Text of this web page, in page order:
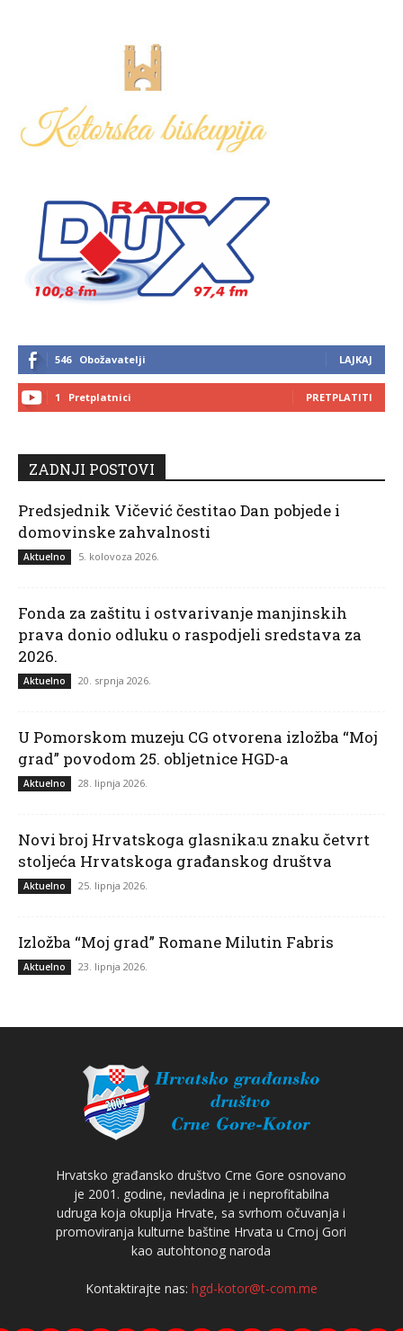
546 Obožavatelji LAJKAJ
1 Pretplatnici PRETPLATITI
ZADNJI POSTOVI
Predsjednik Vičević čestitao Dan pobjede i
domovinske zahvalnosti
Aktuelno 5. kolovoza 2026.
Fonda za zaštitu i ostvarivanje manjinskih
prava donio odluku o raspodjeli sredstava za
2026.
Aktuelno 20. srpnja 2026.
U Pomorskom muzeju CG otvorena izložba “Moj
grad” povodom 25. obljetnice HGD-a
Aktuelno 28. lipnja 2026.
Novi broj Hrvatskoga glasnika:u znaku četvrt
stoljeća Hrvatskoga građanskog društva
Aktuelno 25. lipnja 2026.
Izložba “Moj grad” Romane Milutin Fabris
Aktuelno 23. lipnja 2026.
Hrvatsko građansko društvo Crne Gore osnovano
je 2001. godine, nevladina je i neprofitabilna
udruga koja okuplja Hrvate, sa svrhom očuvanja i
promoviranja kulturne baštine Hrvata u Crnoj Gori
kao autohtonog naroda
Kontaktirajte nas: hgd-kotor@t-com.me